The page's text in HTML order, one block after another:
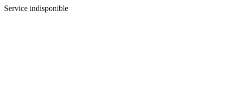
Service indisponible